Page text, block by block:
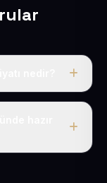
Bu bedele alan